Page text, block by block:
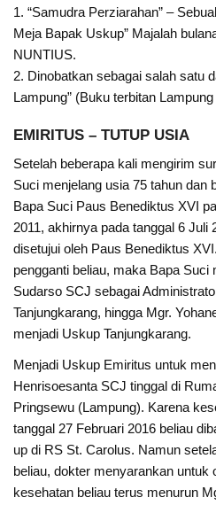
1. “Samudra Perziarahan” –
Meja Bapak Uskup” Majalah
NUNTIUS.
2. Dinobatkan sebagai salah satu
Lampung” (Buku terbitan
EMIRITUS – TUTUP USIA
Setelah beberapa kali mengirim
Suci menjelang usia 75 tahun dan
Bapa Suci Paus Benediktus XVI
2011, akhirnya pada tanggal 6 Juli
disetujui oleh Paus Benediktus
pengganti beliau, maka Bapa Suci
Sudarso SCJ sebagai
Tanjungkarang, hingga Mgr.
menjadi Uskup Tanjungkarang.
Menjadi Uskup Emiritus untuk
Henrisoesanta SCJ tinggal di
Pringsewu (Lampung). Karena
tanggal 27 Februari 2016 beliau
up di RS St. Carolus. Namun
beliau, dokter menyarankan untuk
kesehatan beliau terus menurun